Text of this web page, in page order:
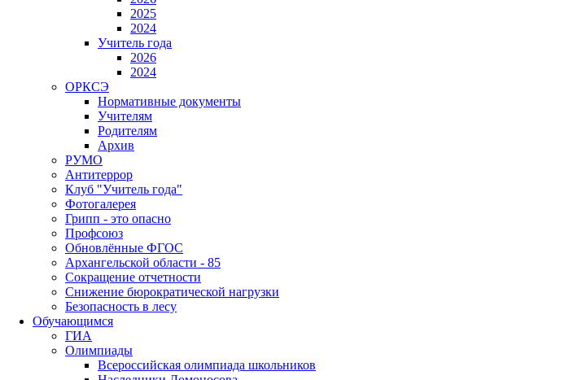
2025
2024
Учитель года
2026
2024
ОРКСЭ
Нормативные документы
Учителям
Родителям
Архив
РУМО
Антитеррор
Клуб "Учитель года"
Фотогалерея
Грипп - это опасно
Профсоюз
Обновлённые ФГОС
Архангельской области - 85
Сокращение отчетности
Снижение бюрократической нагрузки
Безопасность в лесу
Обучающимся
ГИА
Олимпиады
Всероссийская олимпиада школьников